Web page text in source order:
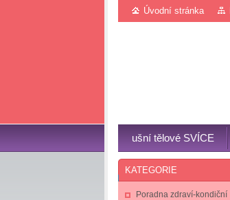
Úvodní stránka
ušní tělové SVÍCE
KATEGORIE
Poradna zdraví-kondiční